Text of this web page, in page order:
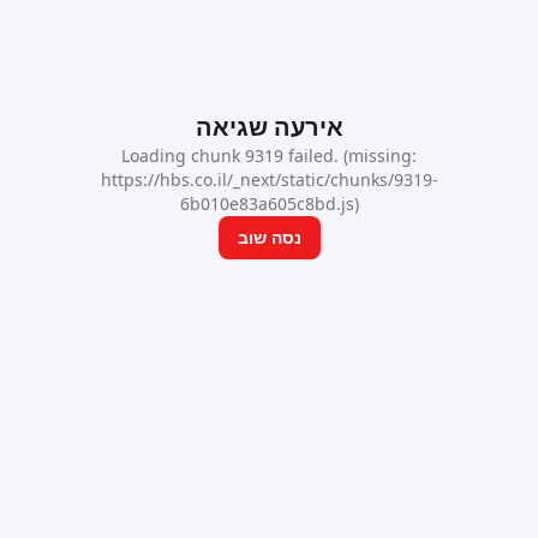
אירעה שגיאה
Loading chunk 9319 failed. (missing:
https://hbs.co.il/_next/static/chunks/9319-
6b010e83a605c8bd.js)